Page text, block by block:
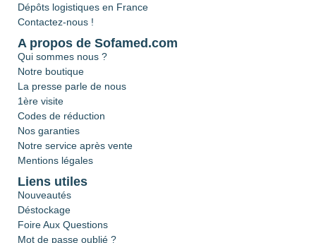
Dépôts logistiques en France
Contactez-nous !
A propos de Sofamed.com
Qui sommes nous ?
Notre boutique
La presse parle de nous
1ère visite
Codes de réduction
Nos garanties
Notre service après vente
Mentions légales
Liens utiles
Nouveautés
Déstockage
Foire Aux Questions
Mot de passe oublié ?